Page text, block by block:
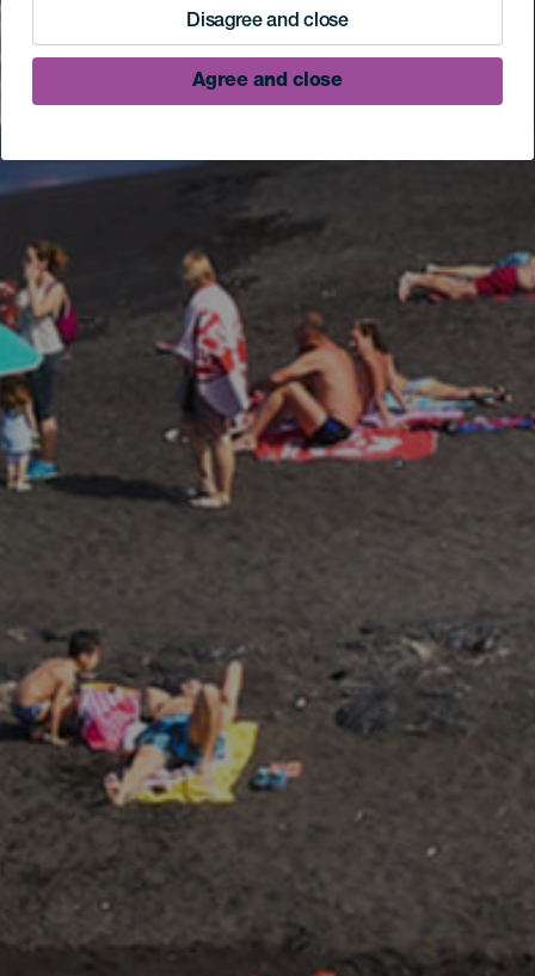
Disagree and close
Agree and close